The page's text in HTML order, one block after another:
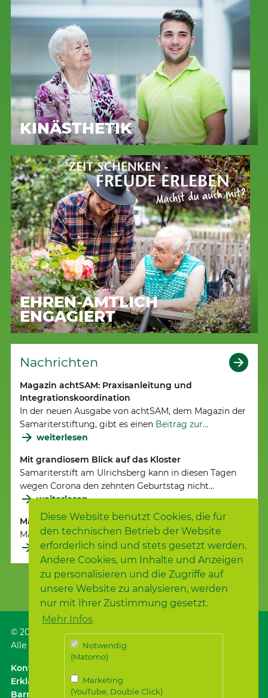
Diese Website benutzt Cookies, die für
den technischen Betrieb der Website
erforderlich sind und stets gesetzt werden.
Andere Cookies, um Inhalte und Anzeigen
zu personalisieren und die Zugriffe auf
unsere Website zu analysieren, werden
nur mit Ihrer Zustimmung gesetzt.
Mehr Infos
Notwendig
(Matomo)
Marketing
(YouTube, Double Click)
KINÄSTHETIK
EHREN-AMTLICH
ENGAGIERT
Nachrichten
Magazin achtSAM: Praxisanleitung und
Integrationskoordination
In der neuen Ausgabe von achtSAM, dem Magazin der
Samariterstiftung, gibt es einen Beitrag zur…
weiterlesen
Mit grandiosem Blick auf das Kloster
Samariterstift am Ulrichsberg kann in diesen Tagen
wegen Corona den zehnten Geburtstag nicht…
weiterlesen
Maibaum steht
Maibaum im Samariterstift am Ulrichsberg
weiterlesen
© 2026 Samariterstiftung, Nürtingen
Alle Rechte vorbehalten.
Kontakt
Erklärung zur
Barrierefreiheit｜Datenschutz｜Datenschutz für